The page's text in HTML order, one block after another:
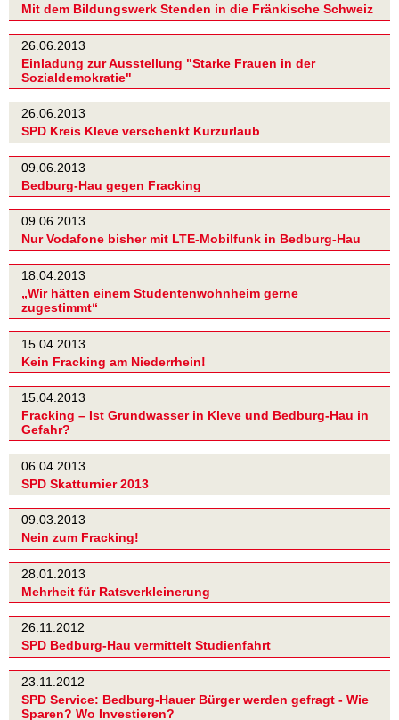
Mit dem Bildungswerk Stenden in die Fränkische Schweiz
26.06.2013
Einladung zur Ausstellung "Starke Frauen in der
Sozialdemokratie"
26.06.2013
SPD Kreis Kleve verschenkt Kurzurlaub
09.06.2013
Bedburg-Hau gegen Fracking
09.06.2013
Nur Vodafone bisher mit LTE-Mobilfunk in Bedburg-Hau
18.04.2013
„Wir hätten einem Studentenwohnheim gerne
zugestimmt“
15.04.2013
Kein Fracking am Niederrhein!
15.04.2013
Fracking – Ist Grundwasser in Kleve und Bedburg-Hau in
Gefahr?
06.04.2013
SPD Skatturnier 2013
09.03.2013
Nein zum Fracking!
28.01.2013
Mehrheit für Ratsverkleinerung
26.11.2012
SPD Bedburg-Hau vermittelt Studienfahrt
23.11.2012
SPD Service: Bedburg-Hauer Bürger werden gefragt - Wie
Sparen? Wo Investieren?